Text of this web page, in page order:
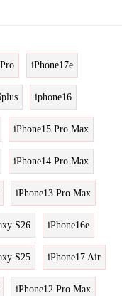
iPhone17e
iphone16
iPhone15 Pro Max
iPhone14 Pro Max
iPhone13 Pro Max
S26 iPhone16e
S25 iPhone17 Air
iPhone12 Pro Max